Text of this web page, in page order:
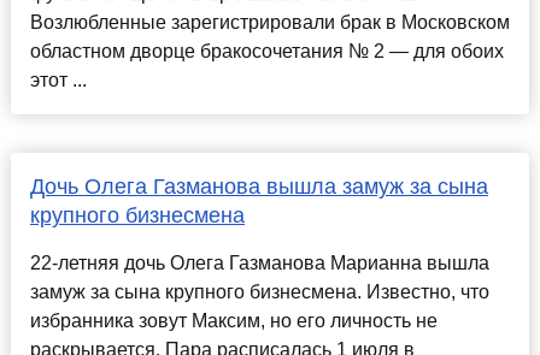
Возлюбленные зарегистрировали брак в Московском
областном дворце бракосочетания № 2 — для обоих
этот ...
Дочь Олега Газманова вышла замуж за сына
крупного бизнесмена
22-летняя дочь Олега Газманова Марианна вышла
замуж за сына крупного бизнесмена. Известно, что
избранника зовут Максим, но его личность не
раскрывается. Пара расписалась 1 июля в